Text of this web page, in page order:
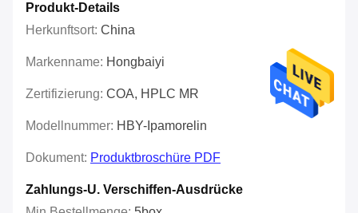
Produkt-Details
Herkunftsort: China
Markenname: Hongbaiyi
Zertifizierung: COA, HPLC MR
Modellnummer: HBY-Ipamorelin
Dokument: Produktbroschüre PDF
Zahlungs-U. Verschiffen-Ausdrücke